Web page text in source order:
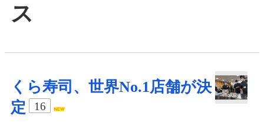
ス
くら寿司、世界No.1店舗が決
定
16